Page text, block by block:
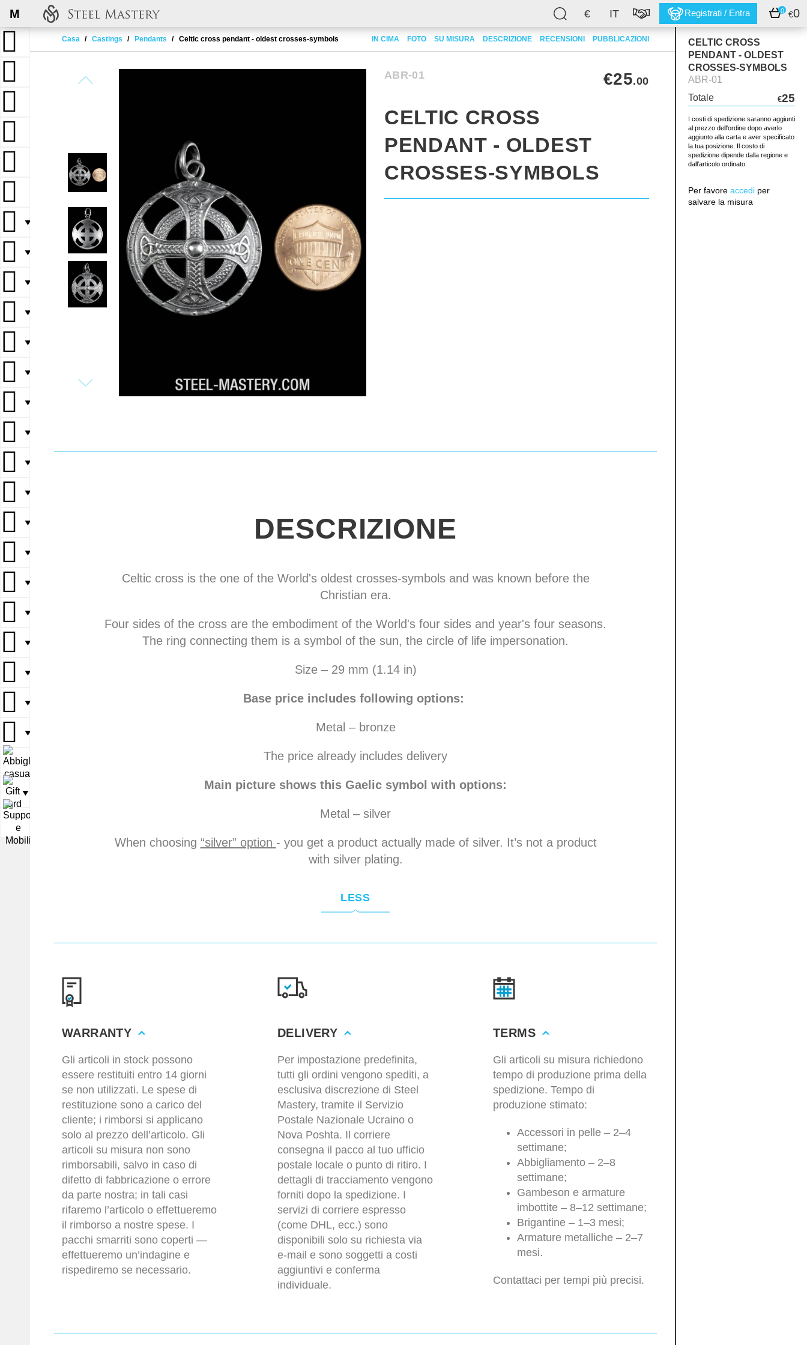
€ IT Registrati / Entra 0 €0
M
Casa Castings Pendants Celtic cross pendant - oldest crosses-symbols IN CIMA FOTO SU MISURA DESCRIZIONE RECENSIONI PUBBLICAZIONI
▼
▼
▼
▼
▼
▼
▼
▼
▼
▼
▼
▼
▼
▼
▼
▼
▼
▼
▼
CELTIC CROSS
PENDANT - OLDEST
CROSSES-SYMBOLS
ABR-01
Totale
€25
I costi di spedizione saranno aggiunti
al prezzo dell'ordine dopo averlo
aggiunto alla carta e aver specificato
la tua posizione. Il costo di
spedizione dipende dalla regione e
dall'articolo ordinato.
Per favore accedi per
salvare la misura
ABR-01 €25.00
CELTIC CROSS
PENDANT - OLDEST
CROSSES-SYMBOLS
DESCRIZIONE
Celtic cross is the one of the World's oldest crosses-symbols and was known before the
Christian era.
Four sides of the cross are the embodiment of the World's four sides and year's four seasons.
The ring connecting them is a symbol of the sun, the circle of life impersonation.
Size – 29 mm (1.14 in)
Base price includes following options:
Metal – bronze
The price already includes delivery
Main picture shows this Gaelic symbol with options:
Metal – silver
When choosing “silver” option - you get a product actually made of silver. It’s not a product
with silver plating.
LESS
WARRANTY
Gli articoli in stock possono
essere restituiti entro 14 giorni
se non utilizzati. Le spese di
restituzione sono a carico del
cliente; i rimborsi si applicano
solo al prezzo dell’articolo. Gli
articoli su misura non sono
rimborsabili, salvo in caso di
difetto di fabbricazione o errore
da parte nostra; in tali casi
rifaremo l’articolo o effettueremo
il rimborso a nostre spese. I
pacchi smarriti sono coperti —
effettueremo un’indagine e
rispediremo se necessario.
DELIVERY
Per impostazione predefinita,
tutti gli ordini vengono spediti, a
esclusiva discrezione di Steel
Mastery, tramite il Servizio
Postale Nazionale Ucraino o
Nova Poshta. Il corriere
consegna il pacco al tuo ufficio
postale locale o punto di ritiro. I
dettagli di tracciamento vengono
forniti dopo la spedizione. I
servizi di corriere espresso
(come DHL, ecc.) sono
disponibili solo su richiesta via
e-mail e sono soggetti a costi
aggiuntivi e conferma
individuale.
TERMS
Gli articoli su misura richiedono
tempo di produzione prima della
spedizione. Tempo di
produzione stimato:
Accessori in pelle – 2–4
settimane;
Abbigliamento – 2–8
settimane;
Gambeson e armature
imbottite – 8–12 settimane;
Brigantine – 1–3 mesi;
Armature metalliche – 2–7
mesi.
Contattaci per tempi più precisi.